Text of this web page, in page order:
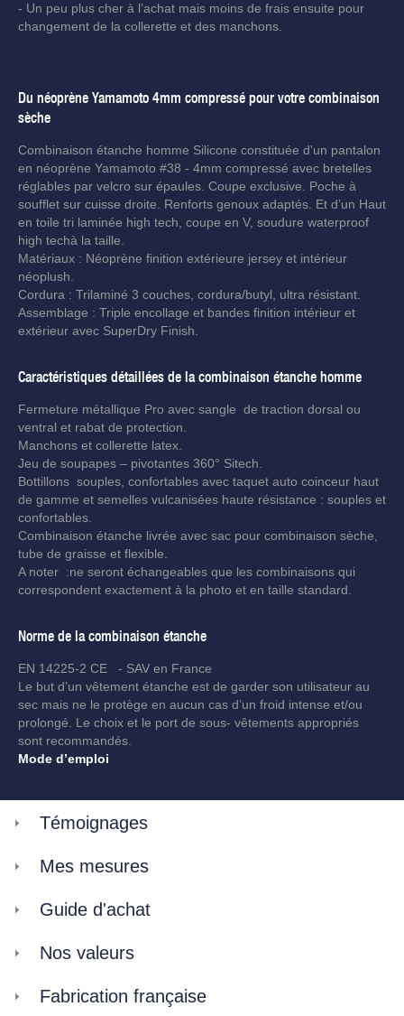
- Un peu plus cher à l’achat mais moins de frais ensuite pour
changement de la collerette et des manchons.
Du néoprène Yamamoto 4mm compressé pour votre combinaison
sèche
Combinaison étanche homme Silicone constituée d'un pantalon
en néoprène Yamamoto #38 - 4mm compressé avec bretelles
réglables par velcro sur épaules. Coupe exclusive. Poche à
soufflet sur cuisse droite. Renforts genoux adaptés. Et d’un Haut
en toile tri laminée high tech, coupe en V, soudure waterproof
high techà la taille.
Matériaux : Néoprène finition extérieure jersey et intérieur
néoplush.
Cordura : Trilaminé 3 couches, cordura/butyl, ultra résistant.
Assemblage : Triple encollage et bandes finition intérieur et
extérieur avec SuperDry Finish.
Caractéristiques détaillées de la combinaison étanche homme
Fermeture métallique Pro avec sangle de traction dorsal ou
ventral et rabat de protection.
Manchons et collerette latex.
Jeu de soupapes – pivotantes 360° Sitech.
Bottillons souples, confortables avec taquet auto coinceur haut
de gamme et semelles vulcanisées haute résistance : souples et
confortables.
Combinaison étanche livrée avec sac pour combinaison sèche,
tube de graisse et flexible.
A noter :ne seront échangeables que les combinaisons qui
correspondent exactement à la photo et en taille standard.
Norme de la combinaison étanche
EN 14225-2 CE - SAV en France
Le but d’un vêtement étanche est de garder son utilisateur au
sec mais ne le protège en aucun cas d’un froid intense et/ou
prolongé. Le choix et le port de sous- vêtements appropriés
sont recommandés.
Mode d’emploi
Témoignages
Mes mesures
Guide d'achat
Nos valeurs
Fabrication française